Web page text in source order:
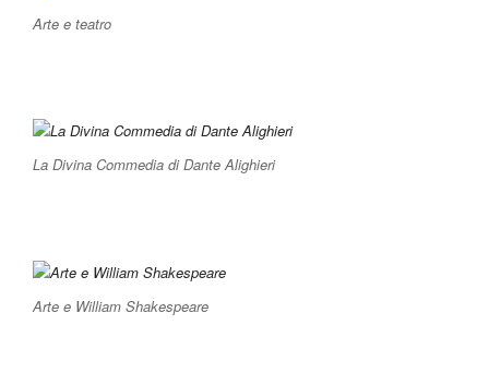
Arte e teatro
La Divina Commedia di Dante Alighieri
Arte e William Shakespeare